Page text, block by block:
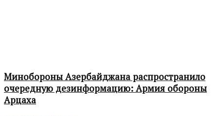
Минобороны Азербайджана распространило
очередную дезинформацию: Армия обороны
Арцаха